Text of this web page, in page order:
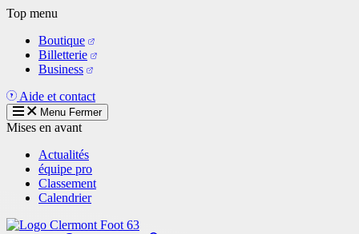
Aller
contenu
principal
Top menu
Boutique
Billetterie
Business
Aide et contact
Menu Fermer
Mises en avant
Actualités
équipe pro
Classement
Calendrier